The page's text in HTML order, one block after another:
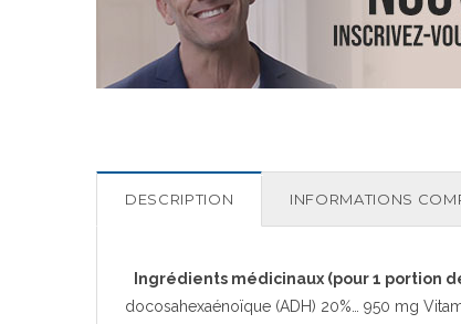
DESCRIPTION INFORMATIONS
Ingrédients médicinaux (pour 1 portion
docosahexaénoïque (ADH) 20%… 950 mg